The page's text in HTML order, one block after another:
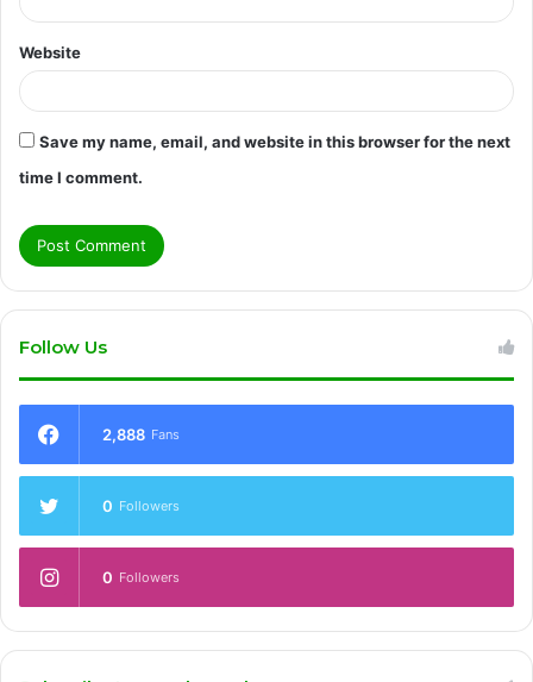
Website
Save my name, email, and website in this browser for the next
time I comment.
Follow Us
2,888 Fans
0 Followers
0 Followers